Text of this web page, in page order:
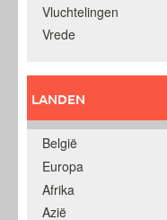
Vluchtelingen
Vrede
LANDEN
België
Europa
Afrika
Azië